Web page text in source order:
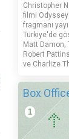
Christopher
filmi
fragmanı
Türkiye'de
Matt Damon,
Robert
ve Charlize
Box
1